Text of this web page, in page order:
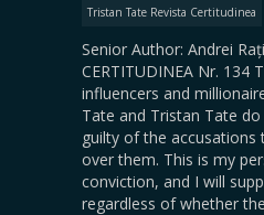
Tristan Tate Revista Certitudinea
Senior Author: Andrei
CERTITUDINEA Nr. 134
influencers and
Tate and Tristan Tate
guilty of the accusations
over them. This is my
conviction, and I will
regardless of whether